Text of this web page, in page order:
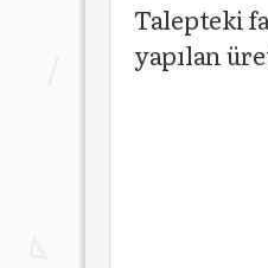
Talepteki
yapılan